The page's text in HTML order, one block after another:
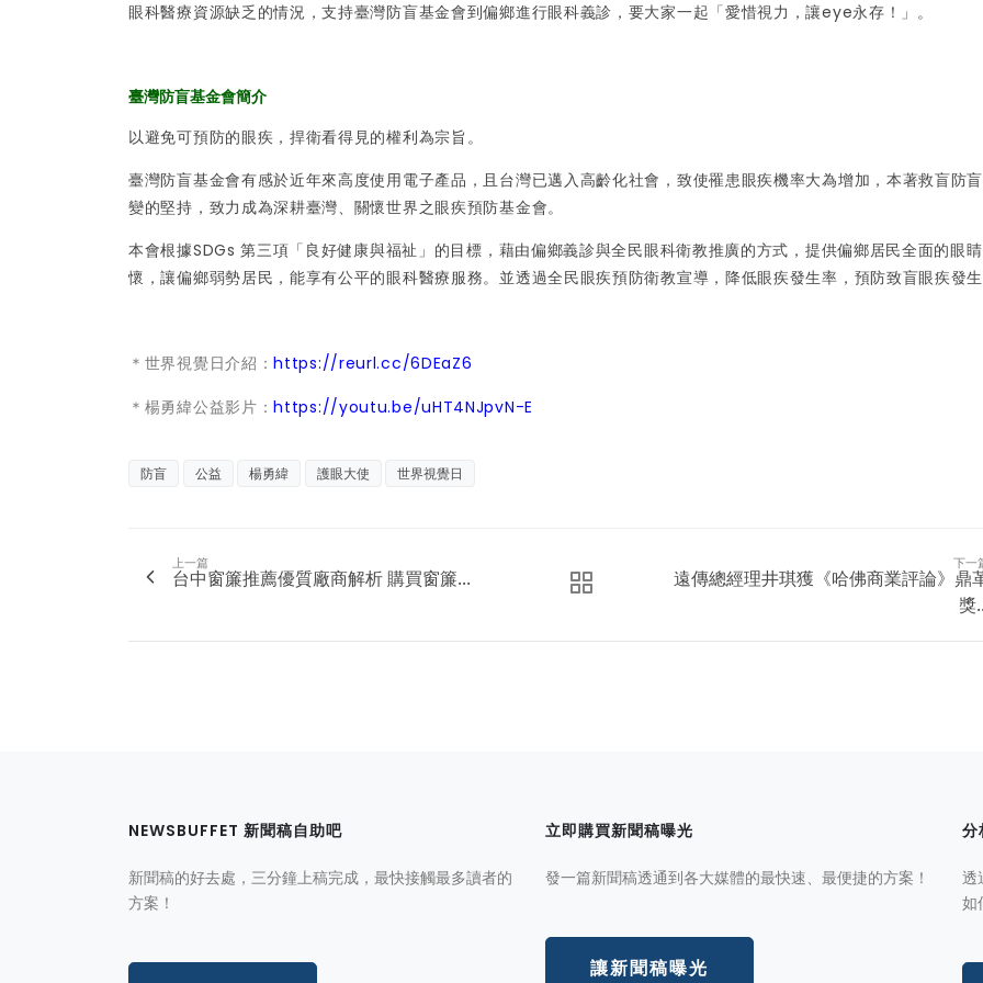
眼科醫療資源缺乏的情況，支持臺灣防盲基金會到偏鄉進行眼科義診，要大家一起「愛惜視力，讓eye永存！」。
臺灣防盲基金會簡介
以避免可預防的眼疾，捍衛看得見的權利為宗旨。
臺灣防盲基金會有感於近年來高度使用電子產品，且台灣已邁入高齡化社會，致使罹患眼疾機率大為增加，本著救盲防
變的堅持，致力成為深耕臺灣、關懷世界之眼疾預防基金會。
本會根據SDGs 第三項「良好健康與福祉」的目標，藉由偏鄉義診與全民眼科衛教推廣的方式，提供偏鄉居民全面的眼
懷，讓偏鄉弱勢居民，能享有公平的眼科醫療服務。並透過全民眼疾預防衛教宣導，降低眼疾發生率，預防致盲眼疾發生
＊世界視覺日介紹：https://reurl.cc/6DEaZ6
＊楊勇緯公益影片：https://youtu.be/uHT4NJpvN-E
防盲 公益 楊勇緯 護眼大使 世界視覺日
上一篇
台中窗簾推薦優質廠商解析 購買窗簾...
下一
遠傳總經理井琪獲《哈佛商業評論》鼎
獎
NEWSBUFFET 新聞稿自助吧
新聞稿的好去處，三分鐘上稿完成，最快接觸最多讀者的
方案！
立即購買新聞稿曝光
發一篇新聞稿透通到各大媒體的最快速、最便捷的方案！
讓新聞稿曝光
分
透
如